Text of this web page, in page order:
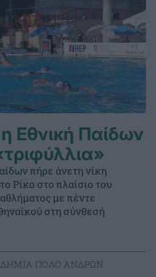
Εθνική Παίδων
πήρε άνετη νίκη
Ρίκο στο πλαίσιο του
με πέντε
στη σύνθεσή
ΠΟΛΟ ΑΝΔΡΩΝ